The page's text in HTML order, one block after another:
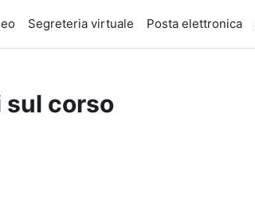
Segreteria virtuale Posta elettronica
sul corso